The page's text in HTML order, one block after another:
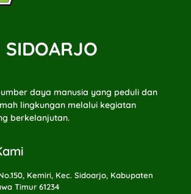
SIDOARJO
daya manusia yang peduli dan
lingkungan melalui kegiatan
berkelanjutan.
Kemiri, Kec. Sidoarjo, Kabupaten
Timur 61234